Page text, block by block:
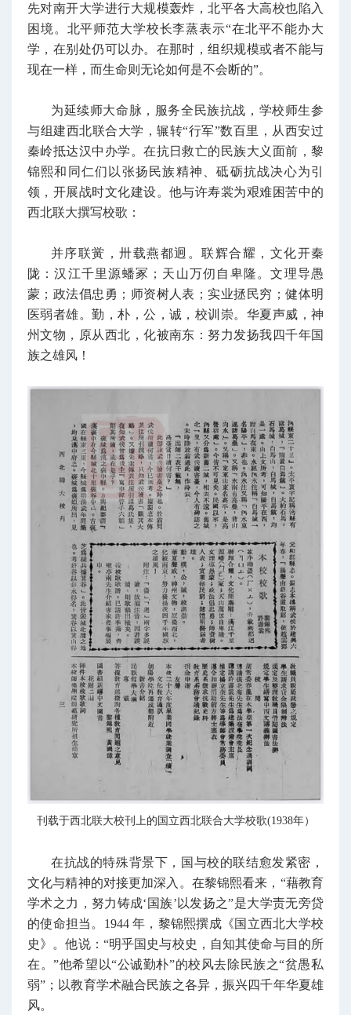
先对南开大学进行大规模轰炸，北平各大高校也陷入
困境。北平师范大学校长李蒸表示“在北平不能办大
学，在别处仍可以办。在那时，组织规模或者不能与
现在一样，而生命则无论如何是不会断的”。
为延续师大命脉，服务全民族抗战，学校师生参
与组建西北联合大学，辗转“行军”数百里，从西安过
秦岭抵达汉中办学。在抗日救亡的民族大义面前，黎
锦熙和同仁们以张扬民族精神、砥砺抗战决心为引
领，开展战时文化建设。他与许寿裳为艰难困苦中的
西北联大撰写校歌：
并序联黉，卅载燕都迥。联辉合耀，文化开秦
陇：汉江千里源蟠冢；天山万仞自卑隆。文理导愚
蒙；政法倡忠勇；师资树人表；实业拯民穷；健体明
医弱者雄。勤，朴，公，诚，校训崇。华夏声威，神
州文物，原从西北，化被南东：努力发扬我四千年国
族之雄风！
刊载于西北联大校刊上的国立西北联合大学校歌(1938年）
在抗战的特殊背景下，国与校的联结愈发紧密，
文化与精神的对接更加深入。在黎锦熙看来，“藉教育
学术之力，努力铸成‘国族’以发扬之”是大学责无旁贷
的使命担当。1944 年，黎锦熙撰成《国立西北大学校
史》。他说：“明乎国史与校史，自知其使命与目的所
在。”他希望以“公诚勤朴”的校风去除民族之“贫愚私
弱”；以教育学术融合民族之各异，振兴四千年华夏雄
风。